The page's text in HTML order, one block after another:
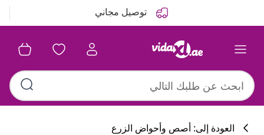
توصيل مجاني
العودة إلى: أصص وأحواض الزرع